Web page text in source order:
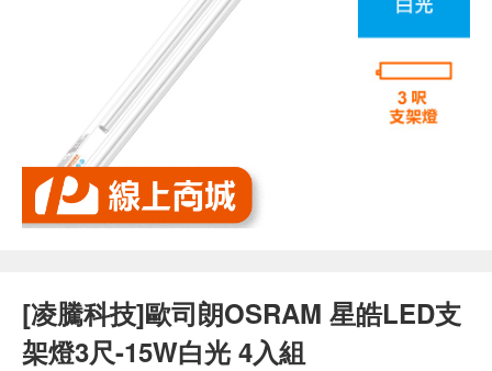
[凌騰科技]歐司朗OSRAM 星皓LED支
架燈3尺-15W白光 4入組